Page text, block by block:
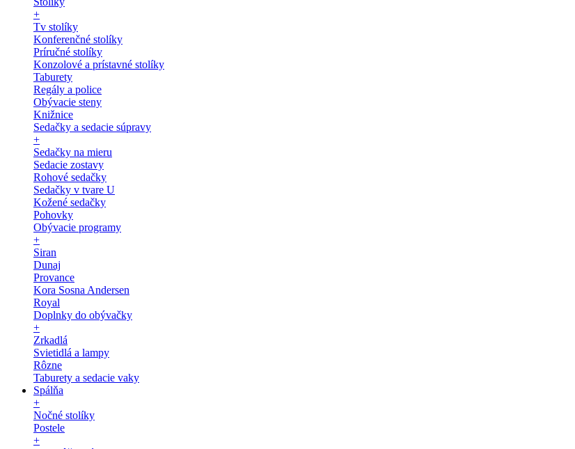
+
Tv stolíky
Konferenčné stolíky
Príručné stolíky
Konzolové a prístavné stolíky
Taburety
Regály a police
Obývacie steny
Knižnice
Sedačky a sedacie súpravy
+
Sedačky na mieru
Sedacie zostavy
Rohové sedačky
Sedačky v tvare U
Kožené sedačky
Pohovky
Obývacie programy
+
Siran
Dunaj
Provance
Kora Sosna Andersen
Royal
Doplnky do obývačky
+
Zrkadlá
Svietidlá a lampy
Rôzne
Taburety a sedacie vaky
Spálňa
+
Nočné stolíky
Postele
+